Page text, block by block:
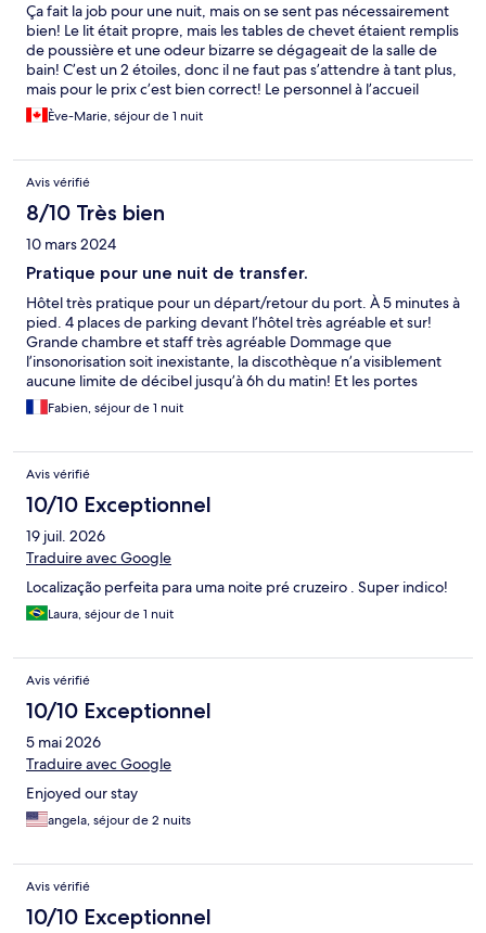
Ça fait la job pour une nuit, mais on se sent pas nécessairement
bien! Le lit était propre, mais les tables de chevet étaient remplis
de poussière et une odeur bizarre se dégageait de la salle de
bain! C’est un 2 étoiles, donc il ne faut pas s’attendre à tant plus,
mais pour le prix c’est bien correct! Le personnel à l’accueil
toutefois était très gentil et accueillant.
Ève-Marie, séjour de 1 nuit
Avis vérifié
8/10 Très bien
10 mars 2024
Pratique pour une nuit de transfer.
Hôtel très pratique pour un départ/retour du port. À 5 minutes à
pied. 4 places de parking devant l’hôtel très agréable et sur!
Grande chambre et staff très agréable Dommage que
l’insonorisation soit inexistante, la discothèque n’a visiblement
aucune limite de décibel jusqu’à 6h du matin! Et les portes
internes ne bloquent pas le moindres bruits des autres résidents
peu respectueux.
Fabien, séjour de 1 nuit
Avis vérifié
10/10 Exceptionnel
19 juil. 2026
Traduire avec Google
Localização perfeita para uma noite pré cruzeiro . Super indico!
Laura, séjour de 1 nuit
Avis vérifié
10/10 Exceptionnel
5 mai 2026
Traduire avec Google
Enjoyed our stay
angela, séjour de 2 nuits
Avis vérifié
10/10 Exceptionnel